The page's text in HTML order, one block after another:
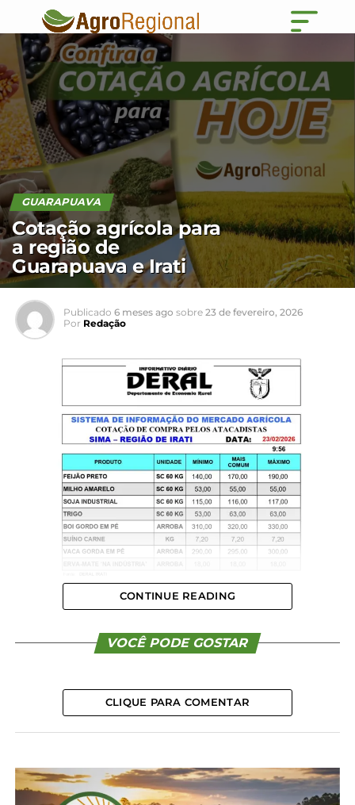
GUARAPUAVA
Cotação agrícola para
a região de
Guarapuava e Irati
Publicado 6 meses ago sobre 23 de fevereiro, 2026
Por Redação
CONTINUE READING
VOCÊ PODE GOSTAR
CLIQUE PARA COMENTAR